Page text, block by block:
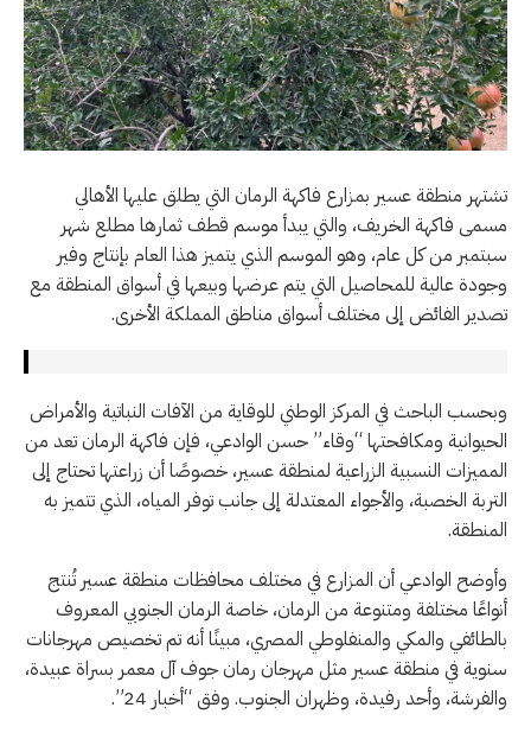
تشتهر منطقة عسير بمزارع فاكهة الرمان التي يطلق عليها الأهالي
مسمى فاكهة الخريف، والتي يبدأ موسم قطف ثمارها مطلع شهر
سبتمبر من كل عام، وهو الموسم الذي يتميز هذا العام بإنتاج وفير
وجودة عالية للمحاصيل التي يتم عرضها وبيعها في أسواق المنطقة مع
تصدير الفائض إلى مختلف أسواق مناطق المملكة الأخرى.
وبحسب الباحث في المركز الوطني للوقاية من الآفات النباتية والأمراض
الحيوانية ومكافحتها “وقاء” حسن الوادعي، فإن فاكهة الرمان تعد من
المميزات النسبية الزراعية لمنطقة عسير، خصوصًا أن زراعتها تحتاج إلى
التربة الخصبة، والأجواء المعتدلة إلى جانب توفر المياه، الذي تتميز به
المنطقة.
وأوضح الوادعي أن المزارع في مختلف محافظات منطقة عسير تُنتج
أنواعًا مختلفة ومتنوعة من الرمان، خاصة الرمان الجنوبي المعروف
بالطائفي والمكي والمنفلوطي المصري، مبينًا أنه تم تخصيص مهرجانات
سنوية في منطقة عسير مثل مهرجان رمان جوف آل معمر بسراة عبيدة،
والفرشة، وأحد رفيدة، وظهران الجنوب. وفق “أخبار 24”.